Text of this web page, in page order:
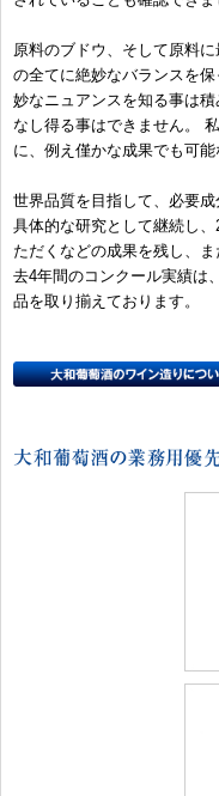
原料のブドウ、そして原料
の全てに絶妙なバランスを
妙なニュアンスを知る事は
なし得る事はできません。
に、例え僅かな成果でも可
世界品質を目指して、必要
具体的な研究として継続し
ただくなどの成果を残し、
去4年間のコンクール実績は
品を取り揃えております。